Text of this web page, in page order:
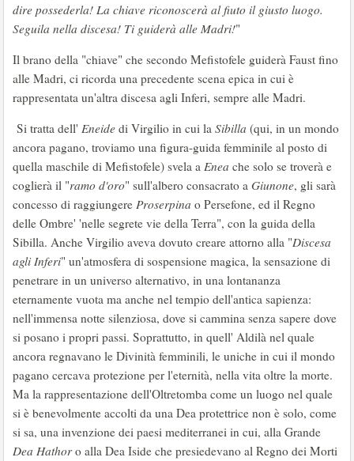
dire possederla! La chiave riconoscerà al fiuto il giusto luogo.
Seguila nella discesa! Ti guiderà alle Madri!"
Il brano della "chiave" che secondo Mefistofele guiderà Faust fino
alle Madri, ci ricorda una precedente scena epica in cui è
rappresentata un'altra discesa agli Inferi, sempre alle Madri.
Si tratta dell' Eneide di Virgilio in cui la Sibilla (qui, in un mondo
ancora pagano, troviamo una figura-guida femminile al posto di
quella maschile di Mefistofele) svela a Enea che solo se troverà e
coglierà il "ramo d'oro" sull'albero consacrato a Giunone, gli sarà
concesso di raggiungere Proserpina o Persefone, ed il Regno
delle Ombre' 'nelle segrete vie della Terra", con la guida della
Sibilla. Anche Virgilio aveva dovuto creare attorno alla "Discesa
agli Inferi" un'atmosfera di sospensione magica, la sensazione di
penetrare in un universo alternativo, in una lontananza
eternamente vuota ma anche nel tempio dell'antica sapienza:
nell'immensa notte silenziosa, dove si cammina senza sapere dove
si posano i propri passi. Soprattutto, in quell' Aldilà nel quale
ancora regnavano le Divinità femminili, le uniche in cui il mondo
pagano cercava protezione per l'eternità, nella vita oltre la morte.
Ma la rappresentazione dell'Oltretomba come un luogo nel quale
si è benevolmente accolti da una Dea protettrice non è solo, come
si sa, una invenzione dei paesi mediterranei in cui, alla Grande
Dea Hathoro alla Dea Iside che presiedevano al Regno dei Morti